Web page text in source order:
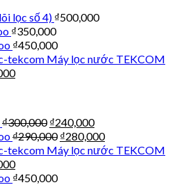
lọc số 4) ₫500,000
₫350,000
₫450,000
Máy lọc nước TEKCOM
₫300,000 ₫240,000
₫290,000 ₫280,000
Máy lọc nước TEKCOM
₫450,000